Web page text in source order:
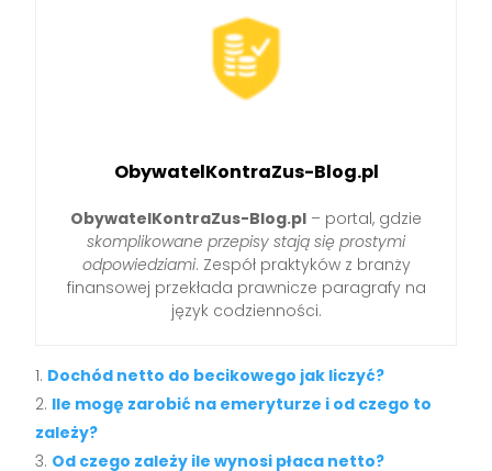
ObywatelKontraZus-Blog.pl
ObywatelKontraZus-Blog.pl – portal, gdzie
skomplikowane przepisy stają się prostymi
odpowiedziami. Zespół praktyków z branży
finansowej przekłada prawnicze paragrafy na
język codzienności.
Dochód netto do becikowego jak liczyć?
Ile mogę zarobić na emeryturze i od czego to
zależy?
Od czego zależy ile wynosi płaca netto?